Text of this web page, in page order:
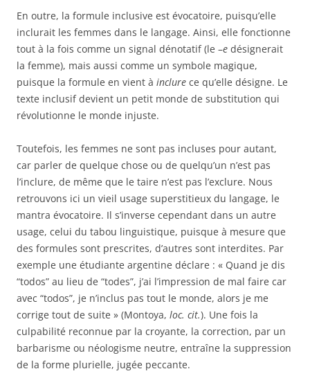
En outre, la formule inclusive est évocatoire, puisqu’elle
inclurait les femmes dans le langage. Ainsi, elle fonctionne
tout à la fois comme un signal dénotatif (le –e désignerait
la femme), mais aussi comme un symbole magique,
puisque la formule en vient à inclure ce qu’elle désigne. Le
texte inclusif devient un petit monde de substitution qui
révolutionne le monde injuste.
Toutefois, les femmes ne sont pas incluses pour autant,
car parler de quelque chose ou de quelqu’un n’est pas
l’inclure, de même que le taire n’est pas l’exclure. Nous
retrouvons ici un vieil usage superstitieux du langage, le
mantra évocatoire. Il s’inverse cependant dans un autre
usage, celui du tabou linguistique, puisque à mesure que
des formules sont prescrites, d’autres sont interdites. Par
exemple une étudiante argentine déclare : « Quand je dis
“todos” au lieu de “todes”, j’ai l’impression de mal faire car
avec “todos”, je n’inclus pas tout le monde, alors je me
corrige tout de suite » (Montoya, loc. cit.). Une fois la
culpabilité reconnue par la croyante, la correction, par un
barbarisme ou néologisme neutre, entraîne la suppression
de la forme plurielle, jugée peccante.